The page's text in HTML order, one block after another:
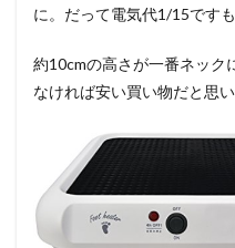
に。だって電気代1/15ですも
約10cmの高さが一番ネック
なければ安い買い物だと思い